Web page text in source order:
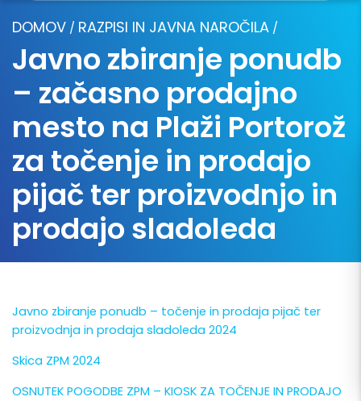
DOMOV / RAZPISI IN JAVNA NAROČILA /
Javno zbiranje ponudb
– začasno prodajno
mesto na Plaži Portorož
za točenje in prodajo
pijač ter proizvodnjo in
prodajo sladoleda
Javno zbiranje ponudb – točenje in prodaja pijač ter
proizvodnja in prodaja sladoleda 2024
Skica ZPM 2024
OSNUTEK POGODBE ZPM – KIOSK ZA TOČENJE IN PRODAJO